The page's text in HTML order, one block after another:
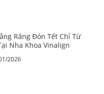
Răng Đón Tết Chỉ Từ
Nha Khoa Vinalign
2026